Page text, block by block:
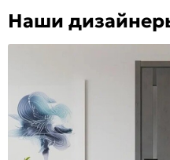
Наши